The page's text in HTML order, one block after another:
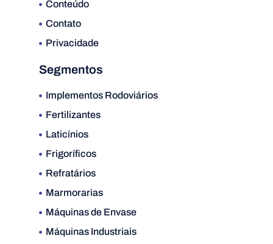
Conteúdo
Contato
Privacidade
Segmentos
Implementos Rodoviários
Fertilizantes
Laticínios
Frigoríficos
Refratários
Marmorarias
Máquinas de Envase
Máquinas Industriais